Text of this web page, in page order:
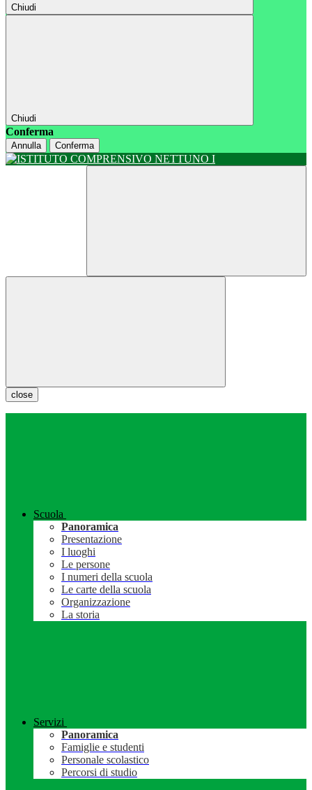
Chiudi
Chiudi
Conferma
Annulla Conferma
close
Scuola
Panoramica
Presentazione
I luoghi
Le persone
I numeri della scuola
Le carte della scuola
Organizzazione
La storia
Servizi
Panoramica
Famiglie e studenti
Personale scolastico
Percorsi di studio